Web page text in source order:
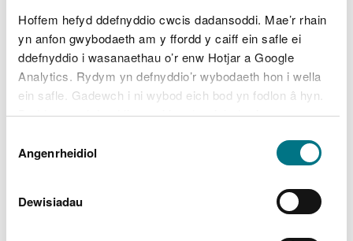
Hoffem hefyd ddefnyddio cwcis dadansoddi. Mae’r rhain
yn anfon gwybodaeth am y ffordd y caiff ein safle ei
ddefnyddio i wasanaethau o’r enw Hotjar a Google
Analytics. Rydym yn defnyddio’r wybodaeth hon i wella
ein safle. Gadewch i ni wybod eich bod yn fodlon â hyn.
Byddwn yn defnyddio cwci i gadw eich dewis.
Gellirdarllen mwy am ein cwcis cyn i chi ddewis.
Caniatâd
Angenrheidiol
Dewisiadau
Adroddiad Perfformiad
Amgylcheddol Blynyddol Ar Gyfer
Dŵr Cymru 2022 PDF [504.6 KB]
Dcww Performance Report 2022
English Final PDF [466.5 KB]
amgylcheddol blynyddol ar gyfer
Adroddiad Perfformiad Blynyddol ar
PDF [301.7